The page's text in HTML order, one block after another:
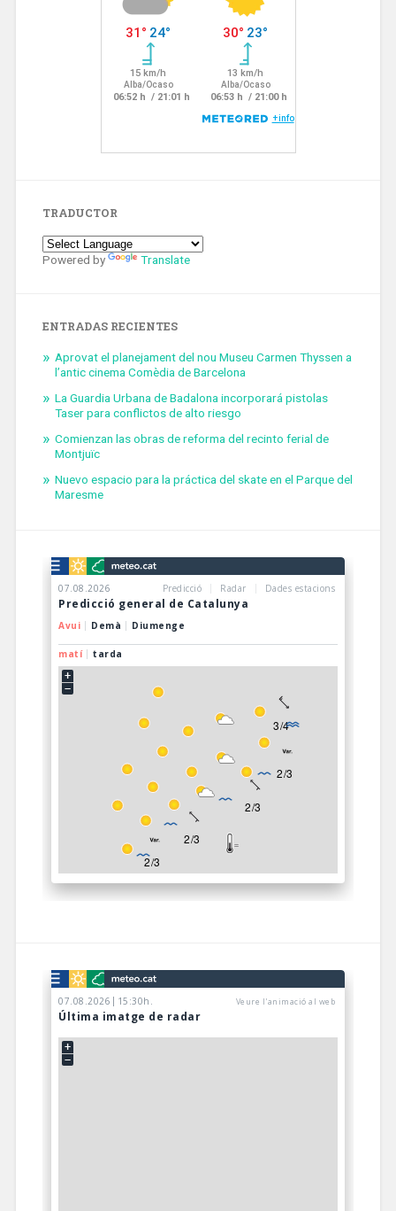
TRADUCTOR
Powered by Translate
ENTRADAS RECIENTES
Aprovat el planejament del nou Museu Carmen Thyssen a
l’antic cinema Comèdia de Barcelona
La Guardia Urbana de Badalona incorporará pistolas
Taser para conflictos de alto riesgo
Comienzan las obras de reforma del recinto ferial de
Montjuïc
Nuevo espacio para la práctica del skate en el Parque del
Maresme